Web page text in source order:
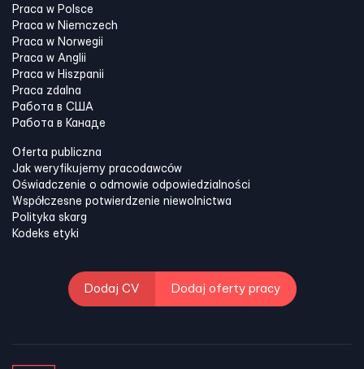
Praca w Polsce
Praca w Niemczech
Praca w Norwegii
Praca w Anglii
Praca w Hiszpanii
Praca zdalna
Работа в США
Работа в Канадe
Oferta publiczna
Jak weryfikujemy pracodawców
Oświadczenie o odmowie odpowiedzialności
Współczesne potwierdzenie niewolnictwa
Polityka skarg
Kodeks etyki
Dodaj CV Dodaj oferty pracy